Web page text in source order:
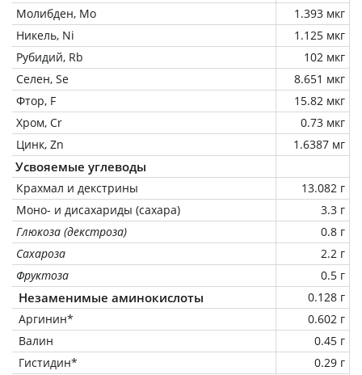
Молибден, Mo
1.393 мкг
Никель, Ni
1.125 мкг
Рубидий, Rb
102 мкг
Селен, Se
8.651 мкг
Фтор, F
15.82 мкг
Хром, Cr
0.73 мкг
Цинк, Zn
1.6387 мг
Усвояемые углеводы
Крахмал и декстрины
13.082 г
Моно- и дисахариды (сахара)
3.3 г
Глюкоза (декстроза)
0.8 г
Сахароза
2.2 г
Фруктоза
0.5 г
Незаменимые аминокислоты
0.128 г
Аргинин*
0.602 г
Валин
0.45 г
Гистидин*
0.29 г